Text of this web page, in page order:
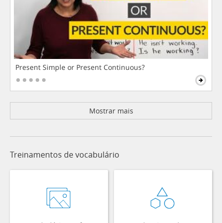
Present Simple or Present Continuous?
Mostrar mais
Treinamentos de vocabulário